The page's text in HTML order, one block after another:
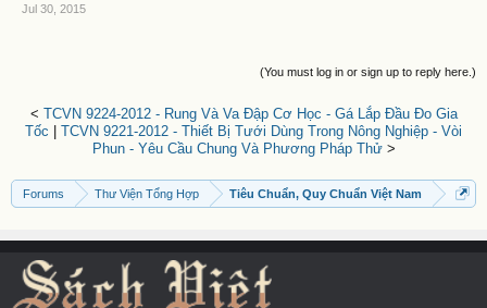
Jul 30, 2015
(You must log in or sign up to reply here.)
< TCVN 9224-2012 - Rung Và Va Đập Cơ Học - Gá Lắp Đầu Đo Gia
Tốc | TCVN 9221-2012 - Thiết Bị Tưới Dùng Trong Nông Nghiệp - Vòi
Phun - Yêu Cầu Chung Và Phương Pháp Thử>
Forums Thư Viện Tổng Hợp Tiêu Chuẩn, Quy Chuẩn Việt Nam